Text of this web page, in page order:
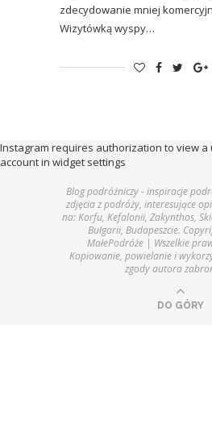
zdecydowanie mniej
Wizytówką wyspy…
Instagram requires authorization to view
account in widget settings
Blog podróżniczy - inspiracje
zdjęcia z podróży, interesujące
na: Korfu, Kefalonii, Zakynthos,
Bułgarii, Budapeszcie.
MałePodróże | Wszelkie
Kopiowanie, powielanie i
zgody autora
DO GÓRY